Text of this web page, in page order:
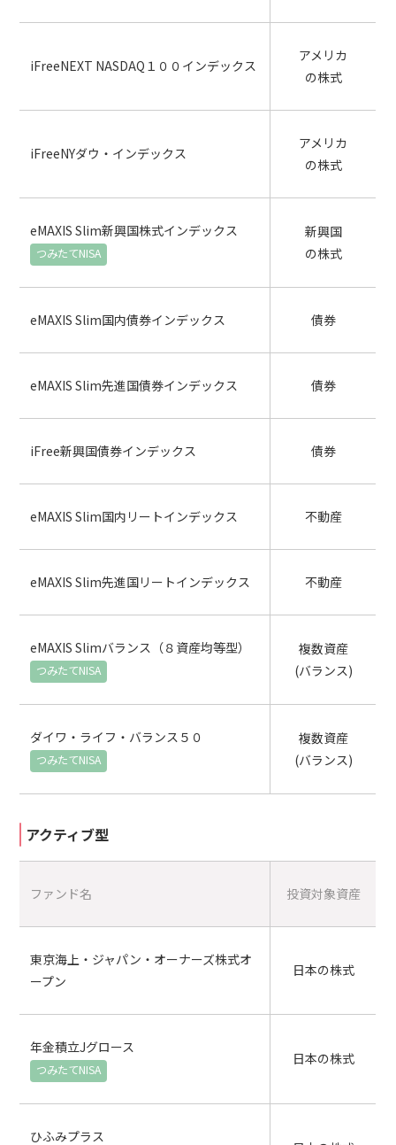
iFreeNEXT NASDAQ１００インデックス
アメリカ
の株式
iFreeNYダウ・インデックス
アメリカ
の株式
eMAXIS Slim新興国株式インデックス
新興国
の株式
eMAXIS Slim国内債券インデックス 債券
eMAXIS Slim先進国債券インデックス 債券
iFree新興国債券インデックス 債券
eMAXIS Slim国内リートインデックス 不動産
eMAXIS Slim先進国リートインデックス 不動産
eMAXIS Slimバランス（８資産均等型）
複数資産
(バランス)
ダイワ・ライフ・バランス５０
複数資産
(バランス)
アクティブ型
ファンド名 投資対象資産
東京海上・ジャパン・オーナーズ株式オ
ープン
日本の株式
年金積立Jグロース
日本の株式
ひふみプラス